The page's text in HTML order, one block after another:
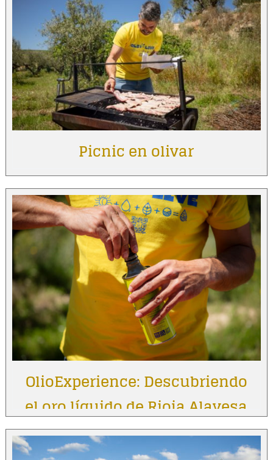
Picnic en olivar
OlioExperience: Descubriendo
el oro líquido de Rioja Alavesa